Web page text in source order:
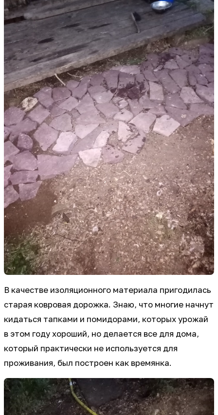
В качестве изоляционного материала пригодилась
старая ковровая дорожка. Знаю, что многие начнут
кидаться тапками и помидорами, которых урожай
в этом году хороший, но делается все для дома,
который практически не используется для
проживания, был построен как времянка.